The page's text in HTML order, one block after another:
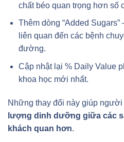
chất béo quan trọng hơn số
Thêm dòng “Added
liên quan đến các bệnh
đường.
Cập nhật lại % Daily Value
khoa học mới nhất.
Những thay đổi này giúp
lượng dinh dưỡng giữa các
khách quan hơn.